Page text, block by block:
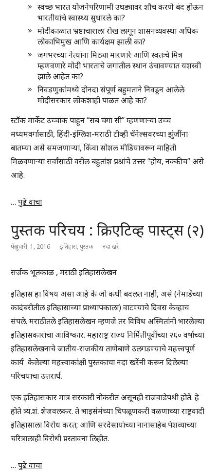
स्वच्छ भारत योजनेपरिणामी उघड्यावर शौच करणे बंद होऊन
भारतीयांचे स्वास्थ्य सुधारले का?
मोदीकाळात भ्रष्टाचाराला रोख लागून शासनव्यवस्था अधिक
लोकाभिमुख आणि कार्यक्षम झाली का?
जगभरच्या नेत्यांना मिठ्या मारणारे आणि स्वतःचे मित्र
म्हणवणारे मोदी भारताचे जगातील स्थान उंचावण्यात यशस्वी
झाले आहेत का?
निवडणुकांमध्ये दोनदा संपूर्ण बहुमताने निवडून आलेले
मोदीसरकार लोकशाही पाळत आहे का?
स्टॉक मार्केट उच्चांक पाहून “सब चंगा सी” म्हणणाऱ्या उच्च
मध्यमवर्गासाठी, हिंदी-इंग्लिश-मराठी टीव्ही चॅनेल्सवरच्या झुंजींना
बातम्या असे समजणाऱ्या, किंवा सोशल मीडियावरून माहिती
मिळवणाऱ्या सर्वांसाठी वरील बहुतांश प्रश्नांचे उत्तर “होय, नक्कीच” असे
आहे.
…पुढे वाचा
पुस्तक परिचय : क्रिएटिव्ह पास्ट्स (२)
फेब्रुवारी, 1, 2016 इतिहास,पुस्तक नंदा खरे
सर्जक भूतकाळ , मराठी इतिहासलेखन
इतिहास हा विषय असा आहे के जो कधी बदलत नाही, असे (नेमाडेंच्या
कादंबरीतील इतिहासाच्या प्राध्यापकाला) वाटण्याचे दिवस केव्हाच
संपले. मराठीतले इतिहासलेखन म्हणजे तर विविध अस्मितांनी भारलेल्या
इतिहासकारांचा आविष्कार. महाराष्ट्र राज्य निर्मितीपूर्वीच्या २६० वर्षांच्या
इतिहासलेखनाचे जातीय-राजकीय ताणेबाणे उलगडण्याचे महत्त्वपूर्ण
कार्य केलेल्या महत्त्वाकांक्षी पुस्तकाचा नंदा खरेंनी करून दिलेल्या
परिचयाचा उत्तरार्ध.
एक इतिहासकार मात्र सरकारी नोकरीत असूनही राजवाडेपंथी होते. हे
होते त्र्यं.शं. शेजवलकर. ते भाइसंमंच्या चिपळूणकरी वळणाच्या राष्ट्रवादी
इतिहासाला विरोध करत; आणि सरदेसायांच्या नानासाहेब पेशव्याच्या
चरित्रालाही विरोधी प्रस्तावना लिहीत.
…पुढे वाचा